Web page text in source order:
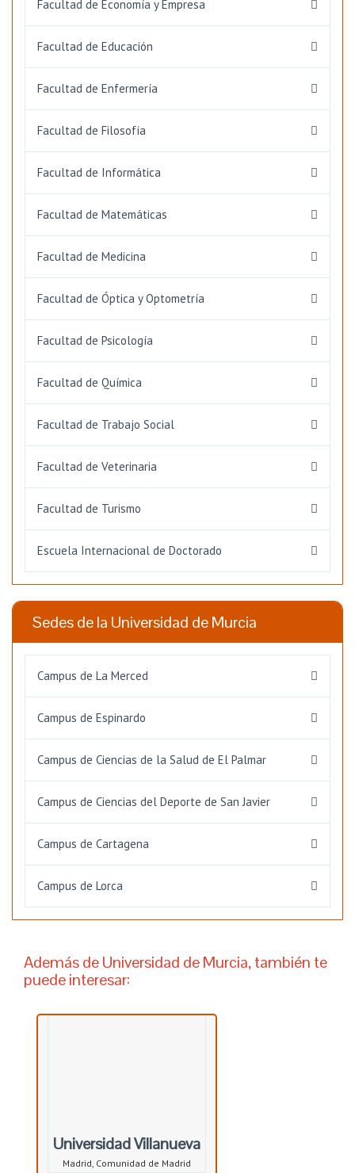
Facultad de Economía y Empresa
Facultad de Educación
Facultad de Enfermería
Facultad de Filosofía
Facultad de Informática
Facultad de Matemáticas
Facultad de Medicina
Facultad de Óptica y Optometría
Facultad de Psicología
Facultad de Química
Facultad de Trabajo Social
Facultad de Veterinaria
Facultad de Turismo
Escuela Internacional de Doctorado
Sedes de la Universidad de Murcia
Campus de La Merced
Campus de Espinardo
Campus de Ciencias de la Salud de El Palmar
Campus de Ciencias del Deporte de San Javier
Campus de Cartagena
Campus de Lorca
Además de Universidad de Murcia, también te
puede interesar:
Universidad Villanueva
Madrid, Comunidad de Madrid